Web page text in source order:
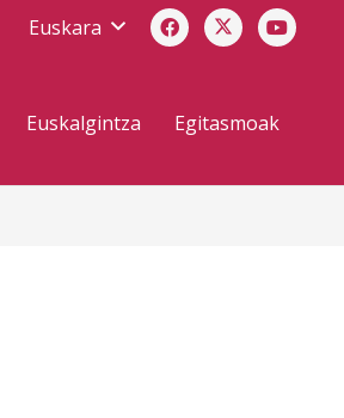
Euskara
Euskalgintza Egitasmoak